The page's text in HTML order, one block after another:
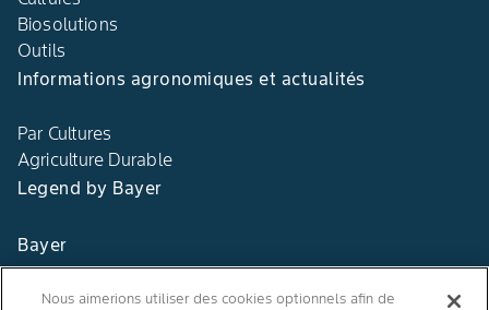
Biosolutions
Outils
Informations agronomiques et actualités
Par Cultures
Agriculture Durable
Legend by Bayer
Bayer
Contact
Nous aimerions utiliser des cookies optionnels afin de